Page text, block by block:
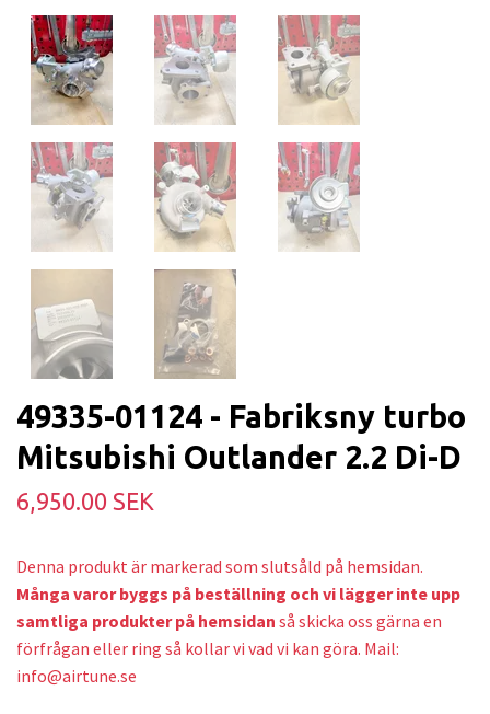
49335-01124 - Fabriksny turbo
Mitsubishi Outlander 2.2 Di-D
6,950.00 SEK
Denna produkt är markerad som slutsåld på hemsidan.
Många varor byggs på beställning och vi lägger inte upp
samtliga produkter på hemsidan så skicka oss gärna en
förfrågan eller ring så kollar vi vad vi kan göra. Mail:
info@airtune.se